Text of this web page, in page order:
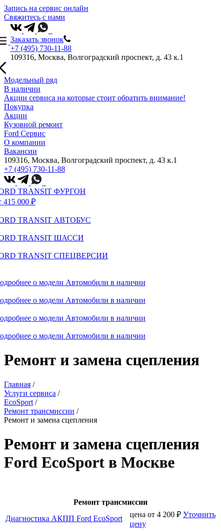
Запись на сервис онлайн
Свяжитесь с нами
Заказать звонок
+7 (495) 730-11-88
109316, Москва, Волгоградский проспект, д. 43 к.1
Модельный ряд
В наличии
Акции сервиса на которые стоит обратить внимание!
Покупка
Акции
Кузовной ремонт
Ford Сервис
О компании
Вакансии
109316, Москва, Волгоградский проспект, д. 43 к.1
+7 (495) 730-11-88
TRANSIT ФУРГОН
415 000 ₽
TRANSIT АВТОБУС
TRANSIT ШАССИ
TRANSIT СПЕЦВЕРСИИ
о модели Автомобили в наличии
о модели Автомобили в наличии
о модели Автомобили в наличии
о модели Автомобили в наличии
Ремонт и замена сцепления
Главная /
Услуги сервиса /
EcoSport /
Ремонт трансмиссии /
Ремонт и замена сцепления
Ремонт и замена сцепления
Ford EcoSport в Москве
Ремонт трансмиссии
Диагностика АКПП Ford EcoSport
цена от 4 200 ₽ Уточнить
цену